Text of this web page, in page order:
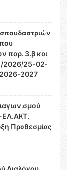
παρ. 3.β και
2026/25-02-
2026-2027
ΕΛ.ΑΚΤ.
Προθεσμίας
Διαλόγου